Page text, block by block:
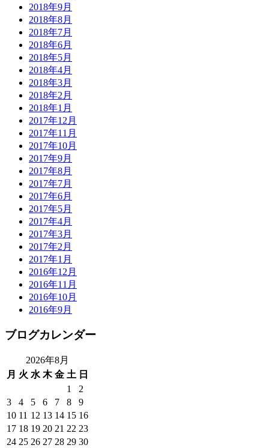
2018年9月
2018年8月
2018年7月
2018年6月
2018年5月
2018年4月
2018年3月
2018年2月
2018年1月
2017年12月
2017年11月
2017年10月
2017年9月
2017年8月
2017年7月
2017年6月
2017年5月
2017年4月
2017年3月
2017年2月
2017年1月
2016年12月
2016年11月
2016年10月
2016年9月
ブログカレンダー
2026年8月
月 火 水 木 金 土 日
1
2
3
4 5 6 7 8
9
10 11 12 13 14 15 16
17 18 19 20 21 22 23
24 25 26 27 28 29 30